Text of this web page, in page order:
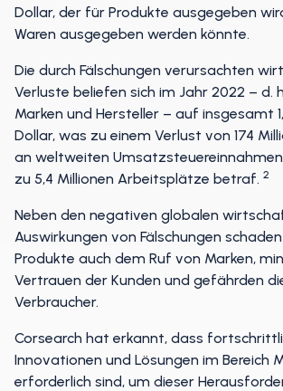
Dollar, der für Produkte ausgegeben
Waren ausgegeben werden könnte.
Die durch Fälschungen verursachten
Verluste beliefen sich im Jahr 2022 – d.
Marken und Hersteller – auf insgesamt
Dollar, was zu einem Verlust von 174
an weltweiten
zu 5,4 Millionen Arbeitsplätze betraf. 2
Neben den negativen globalen
Auswirkungen von Fälschungen
Produkte auch dem Ruf von Marken,
Vertrauen der Kunden und gefährden
Verbraucher.
Corsearch hat erkannt, dass
Innovationen und Lösungen im Bereich
erforderlich sind, um dieser